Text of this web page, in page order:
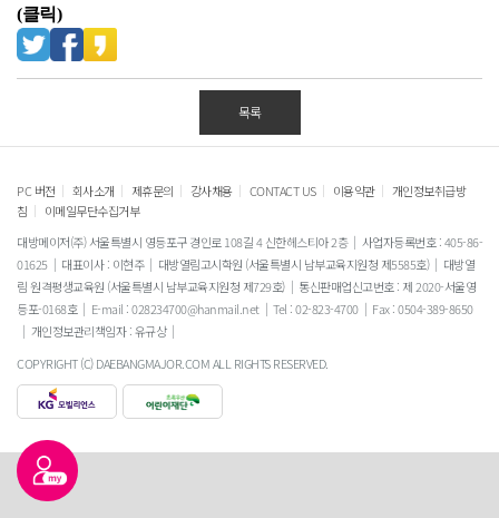
(클릭)
목록
PC 버전 | 회사소개 | 제휴문의 | 강사채용 | CONTACT US | 이용약관 | 개인정보취급방
침 | 이메일무단수집거부
대방메이저(주) 서울특별시 영등포구 경인로 108길 4 신한헤스티아 2층
사업자등록번호 : 405-86-
01625
대표이사 : 이현주 대방열림고시학원 (서울특별시 남부교육지원청 제5585호)
대방열
림 원격평생교육원 (서울특별시 남부교육지원청 제729호)
통신판매업신고번호 : 제 2020-서울영
등포-0168호
E-mail : 028234700@hanmail.net Tel : 02-823-4700
Fax : 0504-389-8650
개인정보관리책임자 : 유규상
COPYRIGHT (C) DAEBANGMAJOR.COM ALL RIGHTS RESERVED.